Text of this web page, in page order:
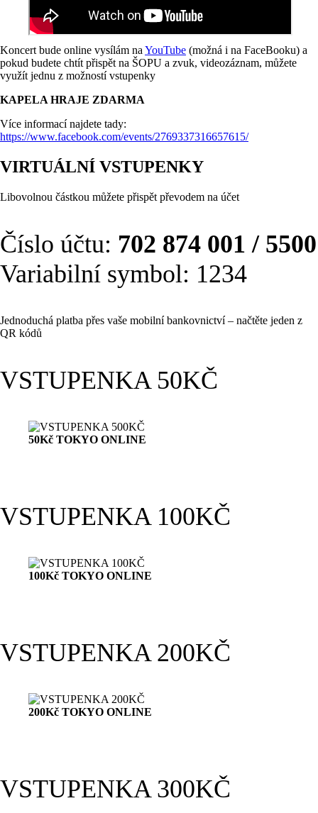
Koncert bude online vysílám na YouTube (možná i na FaceBooku) a
pokud budete chtít přispět na ŠOPU a zvuk, videozáznam, můžete
využít jednu z možností vstupenky
KAPELA HRAJE ZDARMA
Více informací najdete tady:
https://www.facebook.com/events/2769337316657615/
VIRTUÁLNÍ VSTUPENKY
Libovolnou částkou můžete přispět převodem na účet
Číslo účtu: 702 874 001 / 5500
Variabilní symbol: 1234
Jednoduchá platba přes vaše mobilní bankovnictví – načtěte jeden z
QR kódů
VSTUPENKA 50KČ
50Kč TOKYO ONLINE
VSTUPENKA 100KČ
100Kč TOKYO ONLINE
VSTUPENKA 200KČ
200Kč TOKYO ONLINE
VSTUPENKA 300KČ